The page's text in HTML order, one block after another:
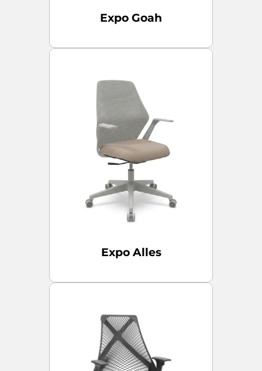
Expo Goah
Expo Alles